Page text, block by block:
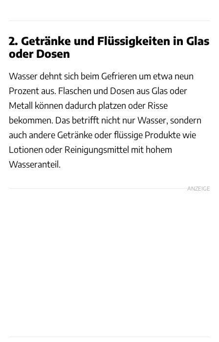
2. Getränke und Flüssigkeiten in Glas
oder Dosen
Wasser dehnt sich beim Gefrieren um etwa neun
Prozent aus. Flaschen und Dosen aus Glas oder
Metall können dadurch platzen oder Risse
bekommen. Das betrifft nicht nur Wasser, sondern
auch andere Getränke oder flüssige Produkte wie
Lotionen oder Reinigungsmittel mit hohem
Wasseranteil.
ANZEIGE